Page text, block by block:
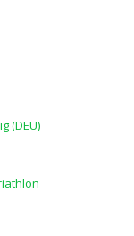
(DEU)